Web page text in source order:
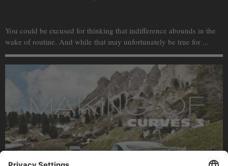
You could be excused for thinking that indifference abounds in the
wake of routine. And while that may unfortunately be true for ...